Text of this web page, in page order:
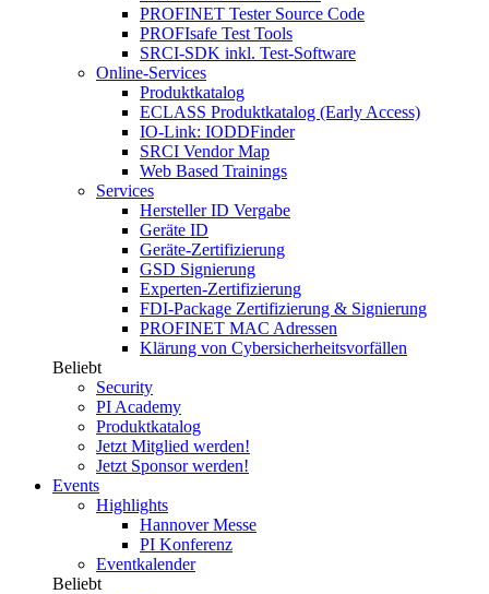
PROFINET Tester Source Code
PROFIsafe Test Tools
SRCI-SDK inkl. Test-Software
Online-Services
Produktkatalog
ECLASS Produktkatalog (Early Access)
IO-Link: IODDFinder
SRCI Vendor Map
Web Based Trainings
Services
Hersteller ID Vergabe
Geräte ID
Geräte-Zertifizierung
GSD Signierung
Experten-Zertifizierung
FDI-Package Zertifizierung & Signierung
PROFINET MAC Adressen
Klärung von Cybersicherheitsvorfällen
Beliebt
Security
PI Academy
Produktkatalog
Jetzt Mitglied werden!
Jetzt Sponsor werden!
Events
Highlights
Hannover Messe
PI Konferenz
Eventkalender
Beliebt